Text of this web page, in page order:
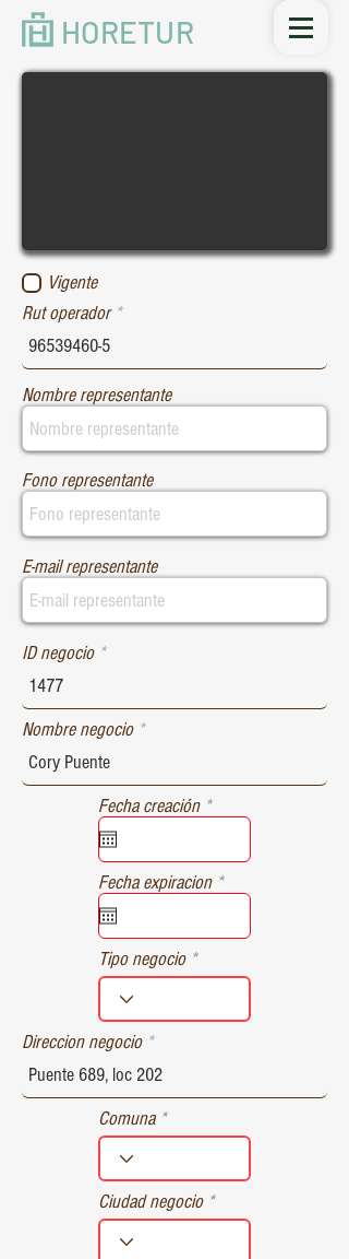
HORETUR
Vigente
Rut operador
Nombre representante
Fono representante
E-mail representante
ID negocio
Nombre negocio
Fecha creación *r
e
u
i
d
Fecha expiracion *r
e
u
r
d
Tipo negocio
Direccion negocio
Comuna
Ciudad negocio